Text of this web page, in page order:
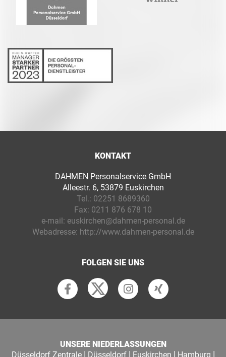
KONTAKT
DAHMEN Personalservice GmbH
Alleestr. 6, 53879 Euskirchen
Tel.: 02251 8689360
Fax: 0211 876 678 10
e-mail: euskirchen@dahmen-personal.de
Webadresse: http://www.dahmen-personal.de
FOLGEN SIE UNS
UNSERE NIEDERLASSUNGEN
Düsseldorf Zentrale| Düsseldorf| Euskirchen | Hamburg |